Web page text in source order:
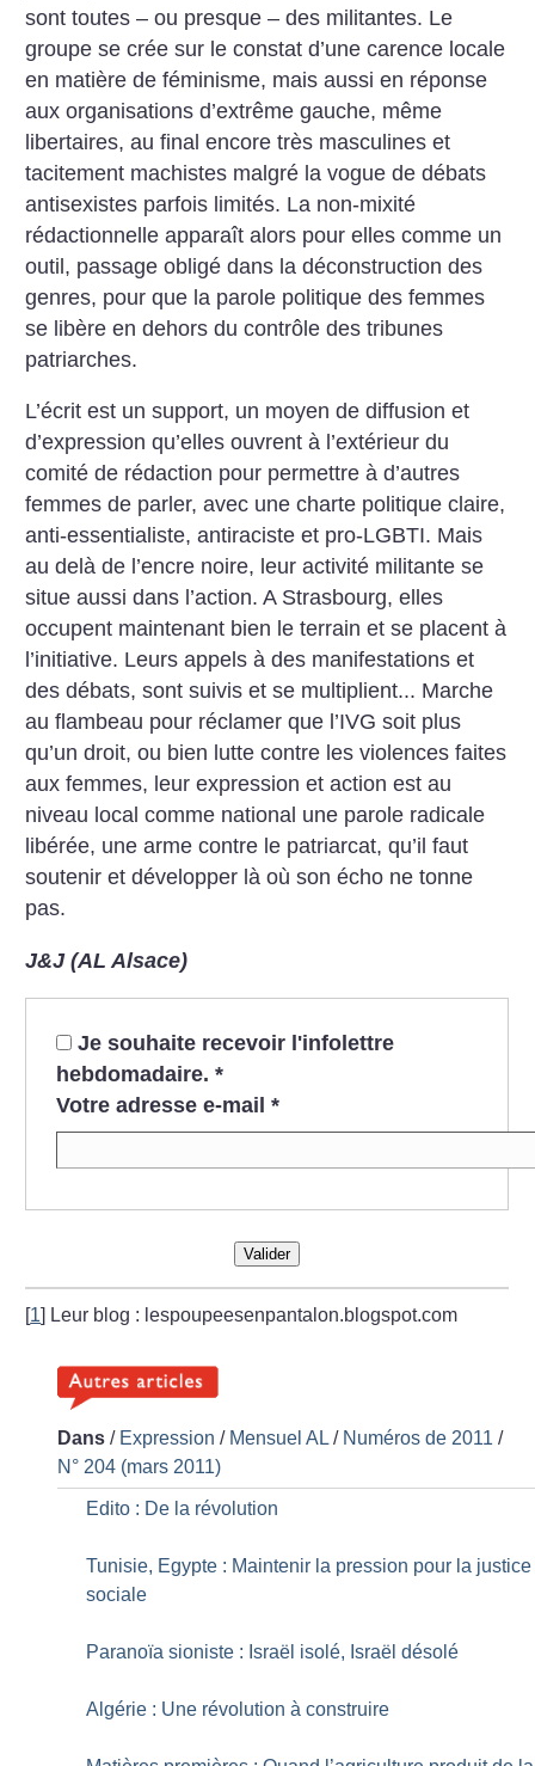
sont toutes – ou presque – des militantes. Le
groupe se crée sur le constat d’une carence locale
en matière de féminisme, mais aussi en réponse
aux organisations d’extrême gauche, même
libertaires, au final encore très masculines et
tacitement machistes malgré la vogue de débats
antisexistes parfois limités. La non-mixité
rédactionnelle apparaît alors pour elles comme un
outil, passage obligé dans la déconstruction des
genres, pour que la parole politique des femmes
se libère en dehors du contrôle des tribunes
patriarches.
L’écrit est un support, un moyen de diffusion et
d’expression qu’elles ouvrent à l’extérieur du
comité de rédaction pour permettre à d’autres
femmes de parler, avec une charte politique claire,
anti-essentialiste, antiraciste et pro-LGBTI. Mais
au delà de l’encre noire, leur activité militante se
situe aussi dans l’action. A Strasbourg, elles
occupent maintenant bien le terrain et se placent à
l’initiative. Leurs appels à des manifestations et
des débats, sont suivis et se multiplient... Marche
au flambeau pour réclamer que l’IVG soit plus
qu’un droit, ou bien lutte contre les violences faites
aux femmes, leur expression et action est au
niveau local comme national une parole radicale
libérée, une arme contre le patriarcat, qu’il faut
soutenir et développer là où son écho ne tonne
pas.
J&J (AL Alsace)
Je souhaite recevoir l'infolettre
hebdomadaire. *
Votre adresse e-mail *
Valider
1 Leur blog : lespoupeesenpantalon.blogspot.com
Dans / Expression / Mensuel AL / Numéros de 2011 /
N° 204 (mars 2011)
Edito : De la révolution
Tunisie, Egypte : Maintenir la pression pour la justice
sociale
Paranoïa sioniste : Israël isolé, Israël désolé
Algérie : Une révolution à construire